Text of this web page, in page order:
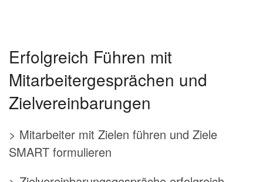
Erfolgreich Führen mit
Mitarbeitergesprächen und
Zielvereinbarungen
> Mitarbeiter mit Zielen führen und Ziele
SMART formulieren